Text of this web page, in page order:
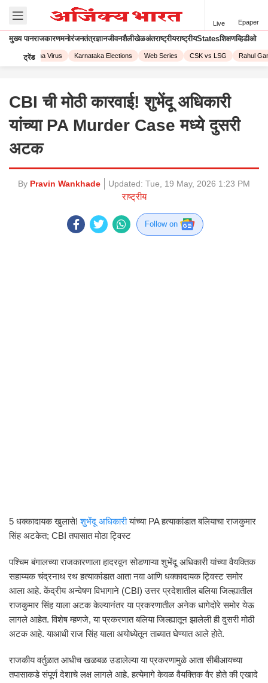
Live Epaper
मुख्य पानराजकारणमनोरंजनतंत्रज्ञानजीवनशैलीखेळअंतराष्ट्रीयराष्ट्रीयStatesशिक्षणव्हिडीओ
ट्रेंड
Corona Virus Karnataka Elections Web Series CSK vs LSG Rahul
CBI ची मोठी कारवाई! शुभेंदू अधिकारी
यांच्या PA Murder Case मध्ये दुसरी
अटक
By Pravin Wankhade Updated: Tue, 19 May, 2026 1:23 PM
राष्ट्रीय
Follow on
5 धक्कादायक खुलासे!शुभेंदू अधिकारीयांच्या PA हत्याकांडात बलियाचा राजकुमार
सिंह अटकेत; CBI तपासात मोठा ट्विस्ट
पश्चिम बंगालच्या राजकारणाला हादरवून सोडणाऱ्या शुभेंदू अधिकारी यांच्या वैयक्तिक
सहाय्यक चंद्रनाथ रथ हत्याकांडात आता नवा आणि धक्कादायक ट्विस्ट समोर
आला आहे. केंद्रीय अन्वेषण विभागाने (CBI) उत्तर प्रदेशातील बलिया जिल्ह्यातील
राजकुमार सिंह याला अटक केल्यानंतर या प्रकरणातील अनेक धागेदोरे समोर येऊ
लागले आहेत. विशेष म्हणजे, या प्रकरणात बलिया जिल्ह्यातून झालेली ही दुसरी मोठी
अटक आहे. याआधी राज सिंह याला अयोध्येतून ताब्यात घेण्यात आले होते.
राजकीय वर्तुळात आधीच खळबळ उडालेल्या या प्रकरणामुळे आता सीबीआयच्या
तपासाकडे संपूर्ण देशाचे लक्ष लागले आहे. हत्येमागे केवळ वैयक्तिक वैर होते की एखादे